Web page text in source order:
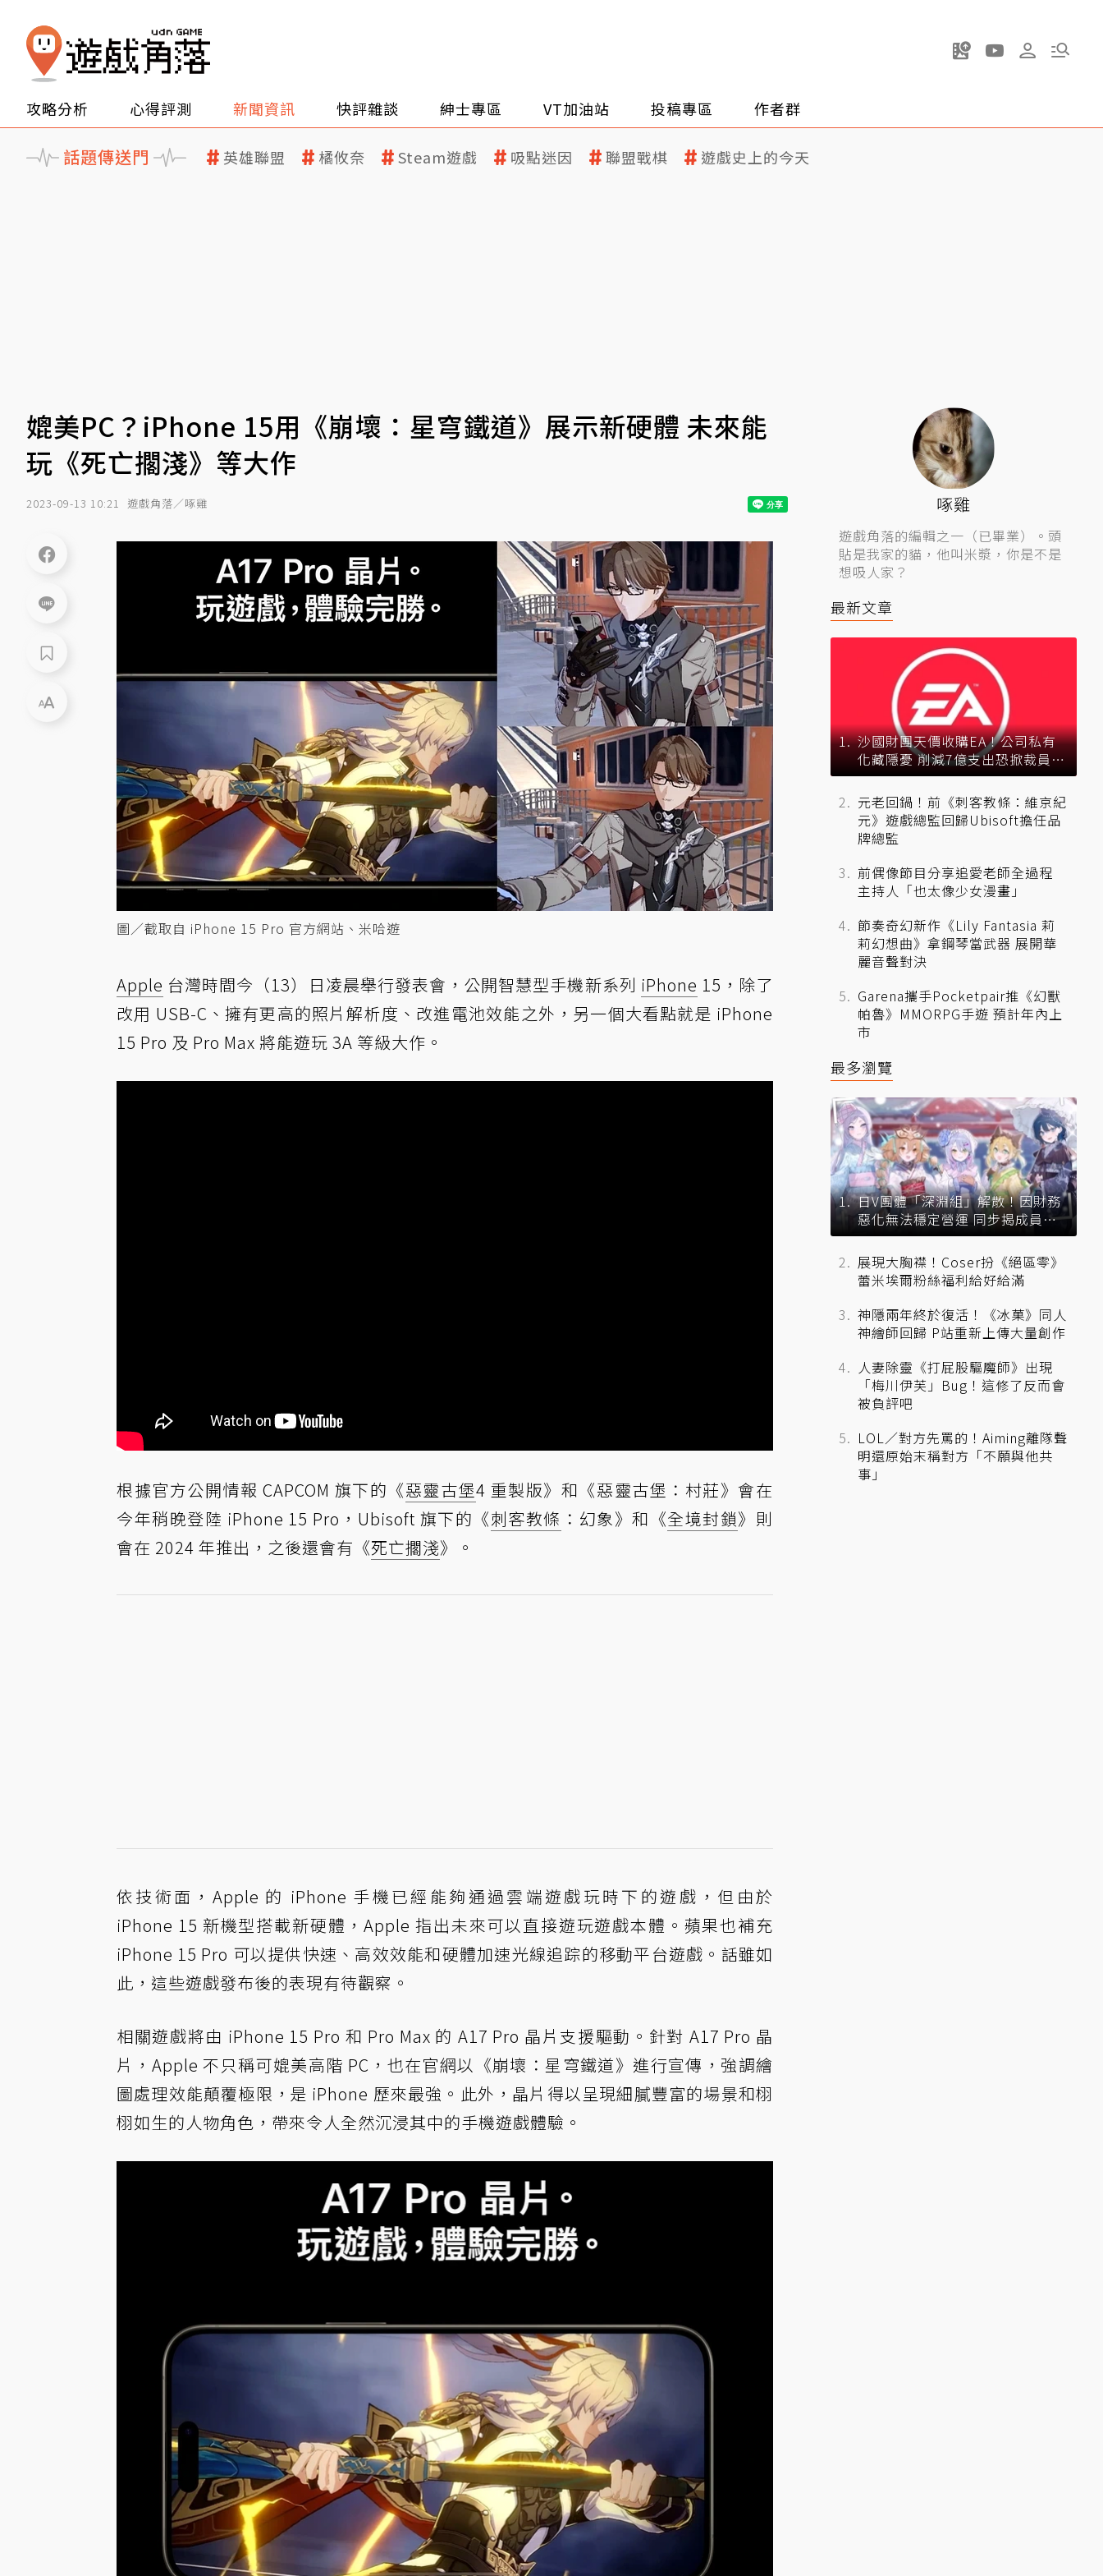
攻略分析 心得評測 新聞資訊 快評雜談 紳士專區 VT加油站 投稿專區 作者群
話題傳送門 英雄聯盟 橘攸奈 Steam遊戲 吸點迷因 聯盟戰棋 遊戲史上的今天
媲美PC？iPhone 15用《崩壞：星穹鐵道》展示新硬體 未來能
玩《死亡擱淺》等大作
2023-09-13 10:21 遊戲角落／啄雞
圖／截取自 iPhone 15 Pro 官方網站、米哈遊
Apple 台灣時間今（13）日凌晨舉行發表會，公開智慧型手機新系列 iPhone 15，除了
改用 USB-C、擁有更高的照片解析度、改進電池效能之外，另一個大看點就是 iPhone
15 Pro 及 Pro Max 將能遊玩 3A 等級大作。
根據官方公開情報 CAPCOM 旗下的《惡靈古堡4 重製版》和《惡靈古堡：村莊》會在
今年稍晚登陸 iPhone 15 Pro，Ubisoft 旗下的《刺客教條 ：幻象》和《全境封鎖》則
會在 2024 年推出，之後還會有《死亡擱淺》。
依技術面，Apple 的 iPhone 手機已經能夠通過雲端遊戲玩時下的遊戲，但由於
iPhone 15 新機型搭載新硬體，Apple 指出未來可以直接遊玩遊戲本體。蘋果也補充
iPhone 15 Pro 可以提供快速、高效效能和硬體加速光線追踪的移動平台遊戲。話雖如
此，這些遊戲發布後的表現有待觀察。
相關遊戲將由 iPhone 15 Pro 和 Pro Max 的 A17 Pro 晶片支援驅動。針對 A17 Pro 晶
片，Apple 不只稱可媲美高階 PC，也在官網以《崩壞：星穹鐵道》進行宣傳，強調繪
圖處理效能顛覆極限，是 iPhone 歷來最強。此外，晶片得以呈現細膩豐富的場景和栩
栩如生的人物角色，帶來令人全然沉浸其中的手機遊戲體驗。
啄雞
遊戲角落的編輯之一（已畢業）。頭
貼是我家的貓，他叫米漿，你是不是
想吸人家？
最新文章
沙國財團天價收購EA！公司私有
化藏隱憂 削減7億支出恐掀裁員風
暴？
元老回鍋！前《刺客教條：維京紀
元》遊戲總監回歸Ubisoft擔任品
牌總監
前偶像節目分享追愛老師全過程
主持人「也太像少女漫畫」
節奏奇幻新作《Lily Fantasia 莉
莉幻想曲》拿鋼琴當武器 展開華
麗音聲對決
Garena攜手Pocketpair推《幻獸
帕魯》MMORPG手遊 預計年內上
市
最多瀏覽
日V團體「深淵組」解散！因財務
惡化無法穩定營運 同步揭成員未
來去向
展現大胸襟！Coser扮《絕區零》
蕾米埃爾粉絲福利給好給滿
神隱兩年終於復活！《冰菓》同人
神繪師回歸 P站重新上傳大量創作
人妻除靈《打屁股驅魔師》出現
「梅川伊芙」Bug！這修了反而會
被負評吧
LOL／對方先罵的！Aiming離隊聲
明還原始末稱對方「不願與他共
事」